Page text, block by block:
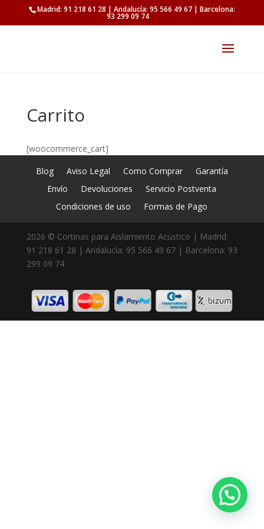
Madrid: 91 218 61 28 | Andalucía: 95 566 49 67 | Barcelona:
93 299 09 74
Carrito
[woocommerce_cart]
Blog
Aviso Legal Como Comprar
Garantía
Envío
Devoluciones
Servicio Postventa
Condiciones de uso
Formas de Pago
2026 © Cortinas para Aislamiento Acústico | Madrid:
91 218 61 28 | Andalucía: 95 566 49 67 | Barcelona: 93
299 09 74